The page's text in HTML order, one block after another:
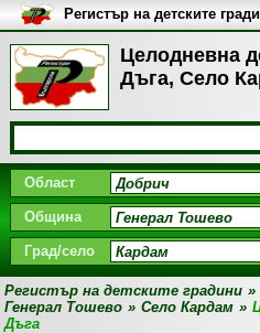
Целодневна
Дъга, Село
Регистър на детските
България
Област
Община
Град/село
Регистър на детските градини »
Генерал Тошево » Село Кардам »
Дъга